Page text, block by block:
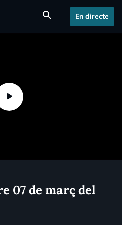
search En directe
07 de març del